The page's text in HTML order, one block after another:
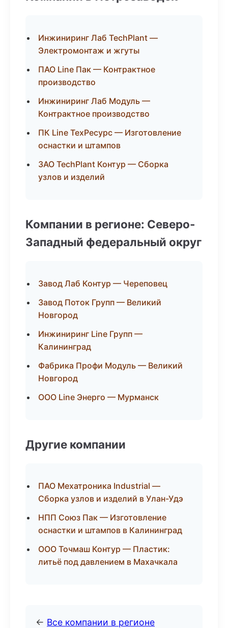
Инжиниринг Лаб TechPlant —
Электромонтаж и жгуты
ПАО Line Пак — Контрактное
производство
Инжиниринг Лаб Модуль —
Контрактное производство
ПК Line ТехРесурс — Изготовление
оснастки и штампов
ЗАО TechPlant Контур — Сборка
узлов и изделий
Компании в регионе: Северо-
Западный федеральный округ
Завод Лаб Контур — Череповец
Завод Поток Групп — Великий
Новгород
Инжиниринг Line Групп —
Калининград
Фабрика Профи Модуль — Великий
Новгород
ООО Line Энерго — Мурманск
Другие компании
ПАО Мехатроника Industrial —
Сборка узлов и изделий в Улан-Удэ
НПП Союз Пак — Изготовление
оснастки и штампов в Калининград
ООО Точмаш Контур — Пластик:
литьё под давлением в Махачкала
← Все компании в регионе